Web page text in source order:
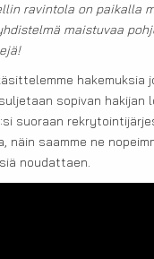
ravintola on paikalla
maistuvaa
hakemuksia
sopivan hakijan
suoraan
näin saamme ne
noudattaen.